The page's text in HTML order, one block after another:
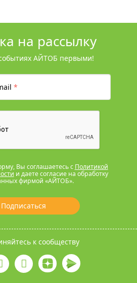
на рассылку
АЙТОБ первыми!
*
Вы соглашаетесь с Политикой
и даете согласие на обработку
фирмой «АЙТОБ».
Подписаться
к сообществу